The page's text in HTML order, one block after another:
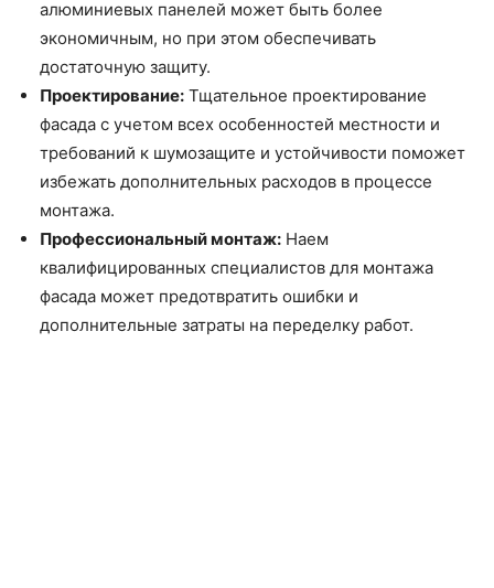
алюминиевых панелей может быть более
экономичным, но при этом обеспечивать
достаточную защиту.
Проектирование: Тщательное проектирование
фасада с учетом всех особенностей местности и
требований к шумозащите и устойчивости поможет
избежать дополнительных расходов в процессе
монтажа.
Профессиональный монтаж: Наем
квалифицированных специалистов для монтажа
фасада может предотвратить ошибки и
дополнительные затраты на переделку работ.